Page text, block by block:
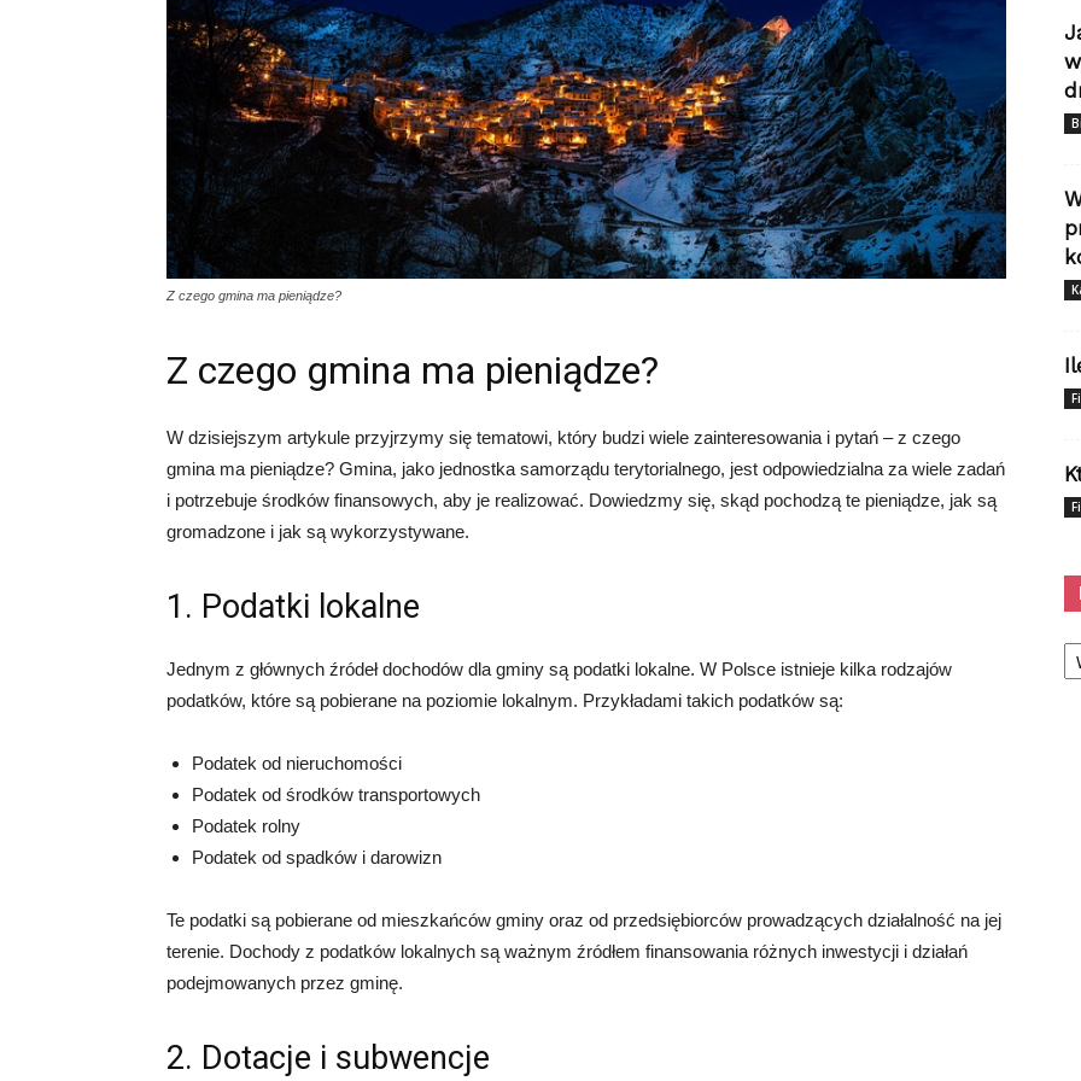
Z czego gmina ma pieniądze?
Z czego gmina ma pieniądze?
W dzisiejszym artykule przyjrzymy się tematowi, który budzi wiele zainteresowania i pytań – z czego
gmina ma pieniądze? Gmina, jako jednostka samorządu terytorialnego, jest odpowiedzialna za wiele zadań
i potrzebuje środków finansowych, aby je realizować. Dowiedzmy się, skąd pochodzą te pieniądze, jak są
gromadzone i jak są wykorzystywane.
1. Podatki lokalne
Jednym z głównych źródeł dochodów dla gminy są podatki lokalne. W Polsce istnieje kilka rodzajów
podatków, które są pobierane na poziomie lokalnym. Przykładami takich podatków są:
Podatek od nieruchomości
Podatek od środków transportowych
Podatek rolny
Podatek od spadków i darowizn
Te podatki są pobierane od mieszkańców gminy oraz od przedsiębiorców prowadzących działalność na jej
terenie. Dochody z podatków lokalnych są ważnym źródłem finansowania różnych inwestycji i działań
podejmowanych przez gminę.
2. Dotacje i subwencje